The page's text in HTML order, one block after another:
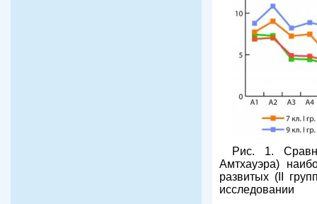
Рис. 1.
Амтхауэра)
развитых (II
исследовании